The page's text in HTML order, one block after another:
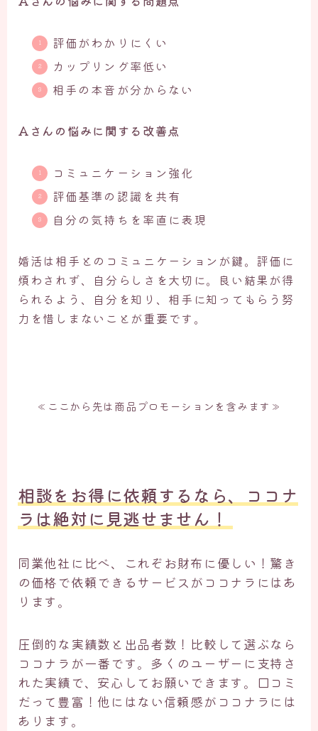
評価がわかりにくい
カップリング率低い
相手の本音が分からない
Aさんの悩みに関する改善点
コミュニケーション強化
評価基準の認識を共有
自分の気持ちを率直に表現
婚活は相手とのコミュニケーションが鍵。評価に
煩わされず、自分らしさを大切に。良い結果が得
られるよう、自分を知り、相手に知ってもらう努
力を惜しまないことが重要です。
≪ここから先は商品プロモーションを含みます≫
相談をお得に依頼するなら、ココナ
ラは絶対に見逃せません！ ​
同業他社に比べ、これぞお財布に優しい！驚き
の価格で依頼できるサービスがココナラにはあ
ります。
圧倒的な実績数と出品者数！比較して選ぶなら
ココナラが一番です。多くのユーザーに支持さ
れた実績で、安心してお願いできます。口コミ
だって豊富！他にはない信頼感がココナラには
あります。